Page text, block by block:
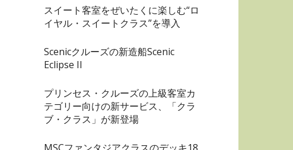
スイート客室をぜいたくに楽しむ“ロ
イヤル・スイートクラス”を導入
Scenicクルーズの新造船Scenic
Eclipse II
プリンセス・クルーズの上級客室カ
テゴリー向けの新サービス、「クラ
ブ・クラス」が新登場